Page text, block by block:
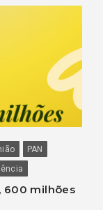
PAN
600 milhões